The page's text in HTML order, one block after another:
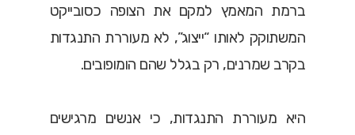
ברמת המאמץ למקם את הצופה כסובייקט
המשתוקק לאותו “ייצוג”, לא מעוררת התנגדות
בקרב שמרנים, רק בגלל שהם הומופובים.
היא מעוררת התנגדות, כי אנשים מרגישים